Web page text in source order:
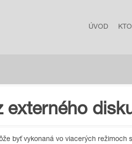
ÚVOD
externého
byť vykonaná vo viacerých režimoch